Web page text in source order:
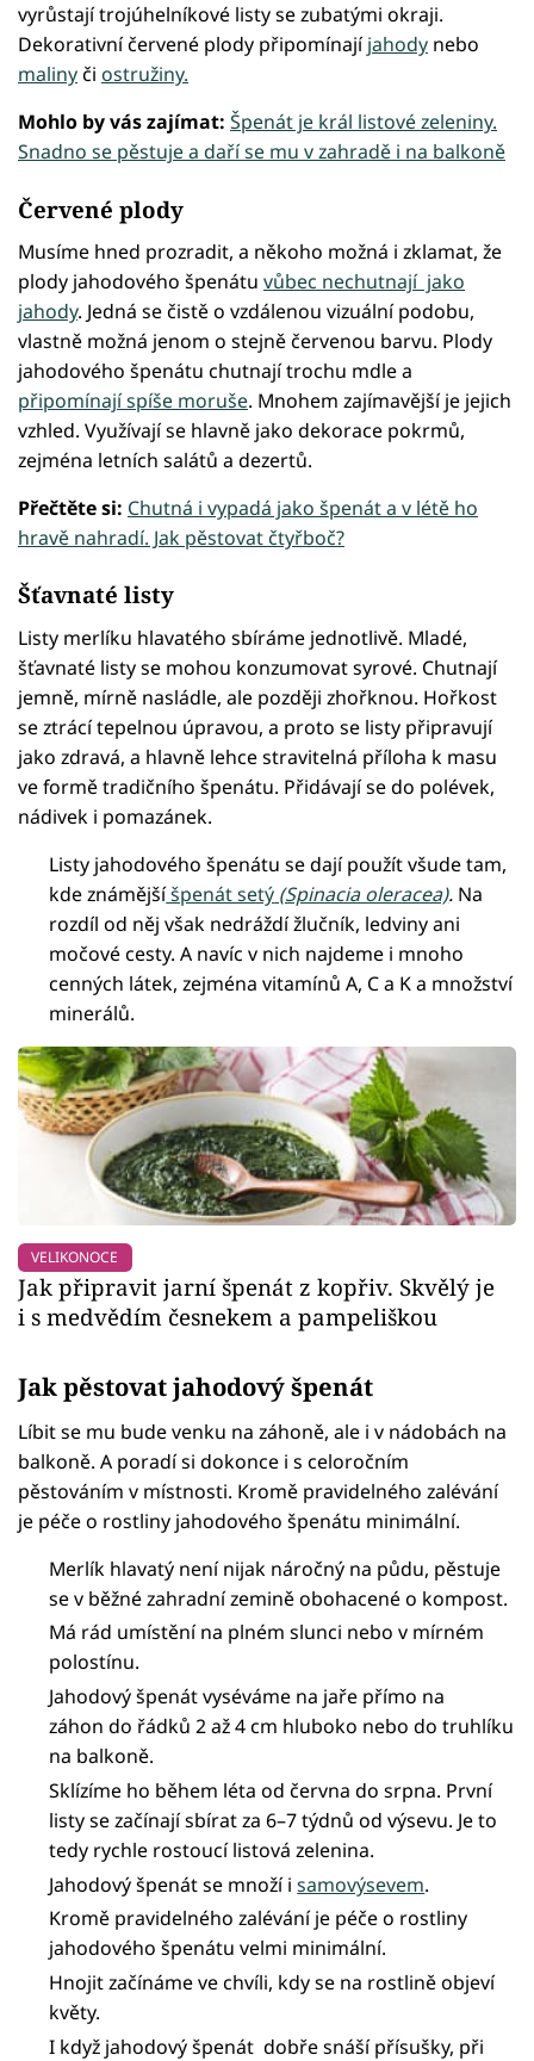
vyrůstají trojúhelníkové listy se zubatými okraji.
Dekorativní červené plody připomínajíjahody nebo
malinyči ostružiny.
Mohlo by vás zajímat: Špenát je král listové zeleniny.
Snadno se pěstuje a daří se mu v zahradě i na balkoně
Červené plody
Musíme hned prozradit, a někoho možná i zklamat, že
plody jahodového špenátu vůbec nechutnají jako
jahody. Jedná se čistě o vzdálenou vizuální podobu,
vlastně možná jenom o stejně červenou barvu. Plody
jahodového špenátu chutnají trochu mdle a
připomínají spíše moruše. Mnohem zajímavější je jejich
vzhled. Využívají se hlavně jako dekorace pokrmů,
zejména letních salátů a dezertů.
Přečtěte si: Chutná i vypadá jako špenát a v létě ho
hravě nahradí. Jak pěstovat čtyřboč?
Šťavnaté listy
Listy merlíku hlavatého sbíráme jednotlivě. Mladé,
šťavnaté listy se mohou konzumovat syrové. Chutnají
jemně, mírně nasládle, ale později zhořknou. Hořkost
se ztrácí tepelnou úpravou, a proto se listy připravují
jako zdravá, a hlavně lehce stravitelná příloha k masu
ve formě tradičního špenátu. Přidávají se do polévek,
nádivek i pomazánek.
Listy jahodového špenátu se dají použít všude tam,
kde známějšíšpenát setý (Spinacia oleracea). Na
rozdíl od něj však nedráždí žlučník, ledviny ani
močové cesty. A navíc v nich najdeme i mnoho
cenných látek, zejména vitamínů A, C a K a množství
minerálů.
VELIKONOCE
Jak připravit jarní špenát z kopřiv. Skvělý je
i s medvědím česnekem a pampeliškou
Jak pěstovat jahodový špenát
Líbit se mu bude venku na záhoně, ale i v nádobách na
balkoně. A poradí si dokonce i s celoročním
pěstováním v místnosti. Kromě pravidelného zalévání
je péče o rostliny jahodového špenátu minimální.
Merlík hlavatý není nijak náročný na půdu, pěstuje
se v běžné zahradní zemině obohacené o kompost.
Má rád umístění na plném slunci nebo v mírném
polostínu.
Jahodový špenát vyséváme na jaře přímo na
záhon do řádků 2 až 4 cm hluboko nebo do truhlíku
na balkoně.
Sklízíme ho během léta od června do srpna. První
listy se začínají sbírat za 6–7 týdnů od výsevu. Je to
tedy rychle rostoucí listová zelenina.
Jahodový špenát se množí isamovýsevem.
Kromě pravidelného zalévání je péče o rostliny
jahodového špenátu velmi minimální.
Hnojit začínáme ve chvíli, kdy se na rostlině objeví
květy.
I když jahodový špenát dobře snáší přísušky, při